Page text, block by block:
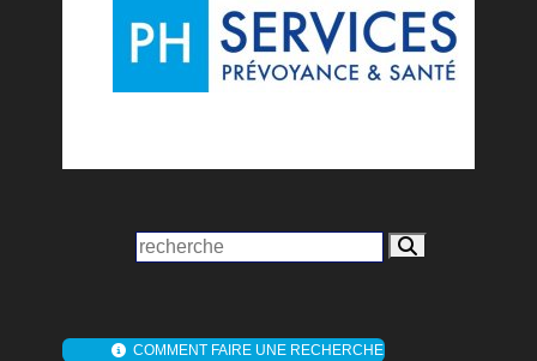
COMMENT FAIRE UNE RECHERCHE